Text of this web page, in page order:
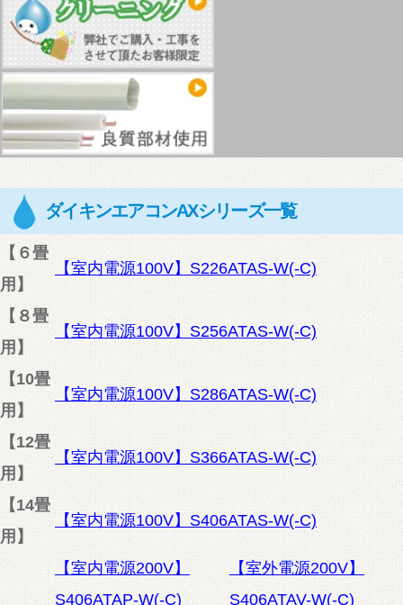
ダイキンエアコンAXシリーズ一覧
【６畳
用】
【室内電源100V】S226ATAS-W(-C)
【８畳
用】
【室内電源100V】S256ATAS-W(-C)
【10畳
用】
【室内電源100V】S286ATAS-W(-C)
【12畳
用】
【室内電源100V】S366ATAS-W(-C)
【14畳
用】
【室内電源100V】S406ATAS-W(-C)
【室内電源200V】
S406ATAP-W(-C)
【室外電源200V】
S406ATAV-W(-C)